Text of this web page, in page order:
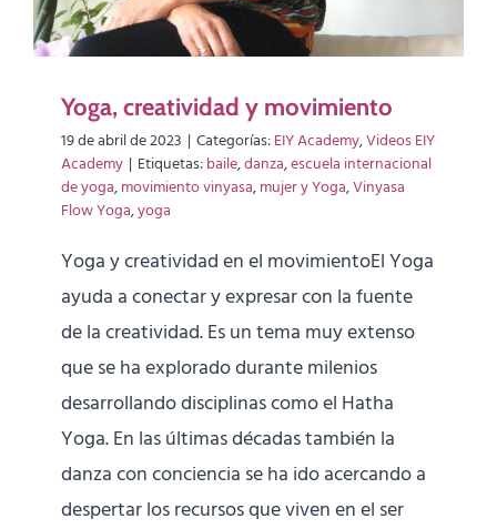
Yoga, creatividad y movimiento
19 de abril de 2023 | Categorías:EIY Academy,Videos EIY
Academy | Etiquetas:baile,danza,escuela internacional
de yoga,movimiento vinyasa,mujer y Yoga,Vinyasa
Flow Yoga,yoga
Yoga y creatividad en el movimientoEl Yoga
ayuda a conectar y expresar con la fuente
de la creatividad. Es un tema muy extenso
que se ha explorado durante milenios
desarrollando disciplinas como el Hatha
Yoga. En las últimas décadas también la
danza con conciencia se ha ido acercando a
despertar los recursos que viven en el ser